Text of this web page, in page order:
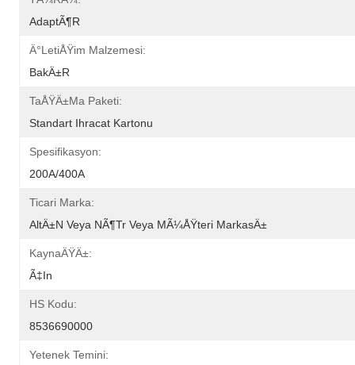
AdaptÃ¶r
Ä°letiÅŸim Malzemesi:
BakÄ±r
TaÅŸÄ±ma Paketi:
Standart Ihracat Kartonu
Spesifikasyon:
200A/400A
Ticari Marka:
AltÄ±n Veya NÃ¶tr Veya MÃ¼ÅŸteri MarkasÄ±
KaynaÄŸÄ±:
Ã‡in
HS Kodu:
8536690000
Yetenek Temini: